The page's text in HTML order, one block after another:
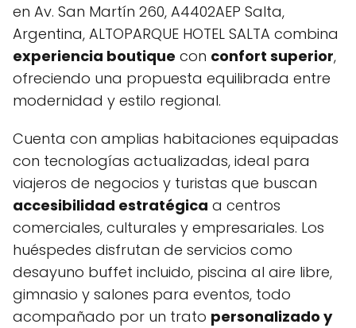
en Av. San Martín 260, A4402AEP Salta,
Argentina, ALTOPARQUE HOTEL SALTA combina
experiencia boutique con confort superior,
ofreciendo una propuesta equilibrada entre
modernidad y estilo regional.
Cuenta con amplias habitaciones equipadas
con tecnologías actualizadas, ideal para
viajeros de negocios y turistas que buscan
accesibilidad estratégica a centros
comerciales, culturales y empresariales. Los
huéspedes disfrutan de servicios como
desayuno buffet incluido, piscina al aire libre,
gimnasio y salones para eventos, todo
acompañado por un trato personalizado y